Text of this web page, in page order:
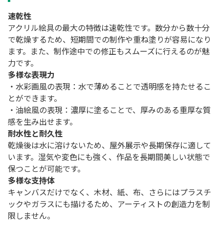
速乾性
アクリル絵具の最大の特徴は速乾性です。数分から数十分
で乾燥するため、短期間での制作や重ね塗りが容易になり
ます。また、制作途中での修正もスムーズに行えるのが魅
力です。
多様な表現力
・水彩画風の表現：水で薄めることで透明感を持たせるこ
とができます。
・油絵風の表現：濃厚に塗ることで、厚みのある重厚な質
感を生み出せます。
耐水性と耐久性
乾燥後は水に溶けないため、屋外展示や長期保存に適して
います。湿気や変色にも強く、作品を長期間美しい状態で
保つことが可能です。
多様な支持体
キャンバスだけでなく、木材、紙、布、さらにはプラスチ
ックやガラスにも描けるため、アーティストの創造力を制
限しません。